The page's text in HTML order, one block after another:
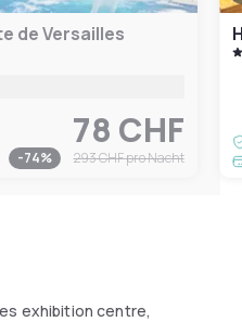
de Versailles
78 CHF
-74% 293 CHFpro Nacht
exhibition centre,